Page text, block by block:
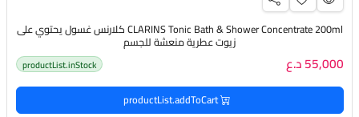
CLARINS Tonic Bath & Shower Concentrate 200ml كلارنس غسول يحتوي على
زيوت عطرية منعشة للجسم
55,000 د.ع productList.inStock
productList.addToCart